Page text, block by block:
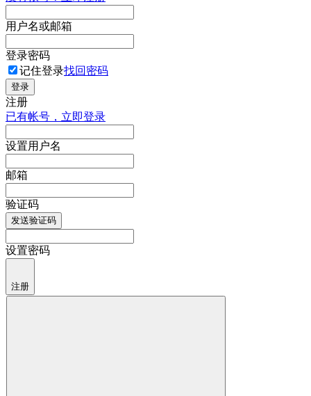
用户名或邮箱
登录密码
记住登录找回密码
登录
注册
已有帐号，立即登录
设置用户名
邮箱
验证码
发送验证码
设置密码
注册